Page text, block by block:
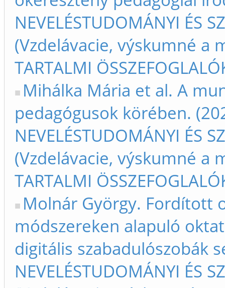
NEVELÉSTUDOMÁNYI ÉS
(Vzdelávacie, výskumné a
TARTALMI
Mihálka Mária et al. A
pedagógusok körében.
NEVELÉSTUDOMÁNYI ÉS
(Vzdelávacie, výskumné a
TARTALMI
Molnár György. Fordított
módszereken alapuló
digitális szabadulószobák
NEVELÉSTUDOMÁNYI ÉS